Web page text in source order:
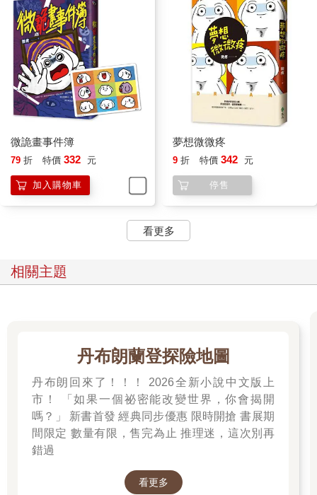
微詭畫事件簿
79 折 特價 332 元
加入購物車
夢想微微疼
9 折 特價 342 元
停售
看更多
相關主題
丹布朗蘭登探險地圖
丹布朗回來了！！！ 2026全新小說中文版上
市！ 「如果一個祕密能改變世界，你會揭開
嗎？」 新書首發 經典同步優惠 限時開搶 書展期
間限定 數量有限，售完為止 推理迷，這次別再
錯過
看更多